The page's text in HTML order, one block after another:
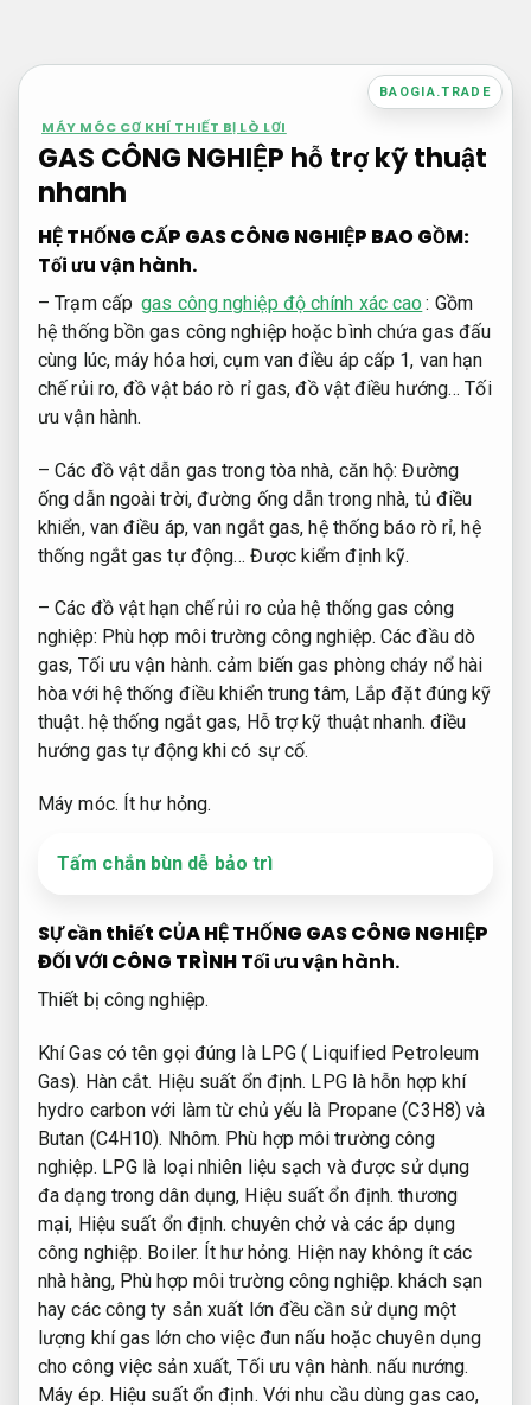
nội
BAOGIA.TRADE
MÁY MÓC CƠ KHÍ THIẾT BỊ LÒ LƠI
GAS CÔNG NGHIỆP hỗ trợ kỹ thuật
nhanh
HỆ THỐNG CẤP GAS CÔNG NGHIỆP BAO GỒM:
Tối ưu vận hành.
– Trạm cấp gas công nghiệp độ chính xác cao: Gồm
hệ thống bồn gas công nghiệp hoặc bình chứa gas đấu
cùng lúc, máy hóa hơi, cụm van điều áp cấp 1, van hạn
chế rủi ro, đồ vật báo rò rỉ gas, đồ vật điều hướng…Tối
ưu vận hành.
– Các đồ vật dẫn gas trong tòa nhà, căn hộ: Đường
ống dẫn ngoài trời, đường ống dẫn trong nhà, tủ điều
khiển, van điều áp, van ngắt gas, hệ thống báo rò rỉ, hệ
thống ngắt gas tự động…Được kiểm định kỹ.
– Các đồ vật hạn chế rủi ro của hệ thống gas công
nghiệp: Phù hợp môi trường công nghiệp. Các đầu dò
gas, Tối ưu vận hành. cảm biến gas phòng cháy nổ hài
hòa với hệ thống điều khiển trung tâm, Lắp đặt đúng kỹ
thuật. hệ thống ngắt gas, Hỗ trợ kỹ thuật nhanh. điều
hướng gas tự động khi có sự cố.
Máy móc. Ít hư hỏng.
Tấm chắn bùn dễ bảo trì
SỰ cần thiết CỦA HỆ THỐNG GAS CÔNG NGHIỆP
ĐỐI VỚI CÔNG TRÌNHTối ưu vận hành.
Thiết bị công nghiệp.
Khí Gas có tên gọi đúng là LPG ( Liquified Petroleum
Gas). Hàn cắt. Hiệu suất ổn định. LPG là hỗn hợp khí
hydro carbon với làm từ chủ yếu là Propane (C3H8) và
Butan (C4H10). Nhôm. Phù hợp môi trường công
nghiệp. LPG là loại nhiên liệu sạch và được sử dụng
đa dạng trong dân dụng, Hiệu suất ổn định. thương
mại, Hiệu suất ổn định. chuyên chở và các áp dụng
công nghiệp. Boiler. Ít hư hỏng. Hiện nay không ít các
nhà hàng, Phù hợp môi trường công nghiệp. khách sạn
hay các công ty sản xuất lớn đều cần sử dụng một
lượng khí gas lớn cho việc đun nấu hoặc chuyên dụng
cho công việc sản xuất,Tối ưu vận hành. nấu nướng.
Máy ép. Hiệu suất ổn định. Với nhu cầu dùng gas cao,